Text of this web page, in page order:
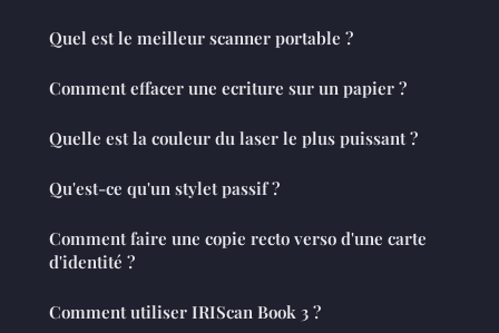
Quel est le meilleur scanner portable ?
Comment effacer une ecriture sur un papier ?
Quelle est la couleur du laser le plus puissant ?
Qu'est-ce qu'un stylet passif ?
Comment faire une copie recto verso d'une carte
d'identité ?
Comment utiliser IRIScan Book 3 ?